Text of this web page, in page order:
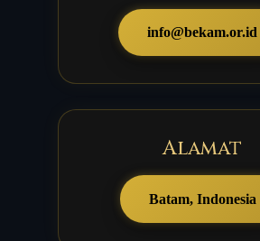
info@bekam.or.id
Alamat
Batam, Indonesia